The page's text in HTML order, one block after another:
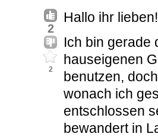
2
2
Hallo ihr lieben!
Ich bin gerade
hauseigenen
benutzen,
wonach ich
entschlossen
bewandert in